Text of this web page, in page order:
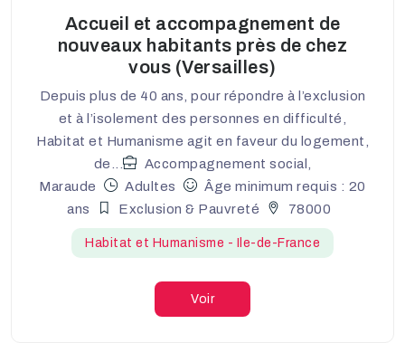
Accueil et accompagnement de
nouveaux habitants près de chez
vous (Versailles)
Depuis plus de 40 ans, pour répondre à l’exclusion
et à l’isolement des personnes en difficulté,
Habitat et Humanisme agit en faveur du logement,
de...
Accompagnement social,
Maraude
Adultes
Âge minimum requis : 20
ans
Exclusion & Pauvreté 78000
Habitat et Humanisme - Ile-de-France
Voir